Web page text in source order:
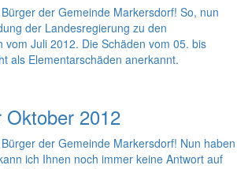
der Gemeinde Markersdorf! So, nun
der Landesregierung zu den
vom Juli 2012. Die Schäden vom 05. bis
als Elementarschäden anerkannt.
Oktober 2012
der Gemeinde Markersdorf! Nun haben
ich Ihnen noch immer keine Antwort auf